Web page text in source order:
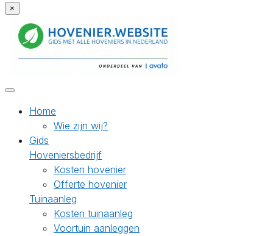
×
Home
Wie zijn wij?
Gids
Hoveniersbedrijf
Kosten hovenier
Offerte hovenier
Tuinaanleg
Kosten tuinaanleg
Voortuin aanleggen